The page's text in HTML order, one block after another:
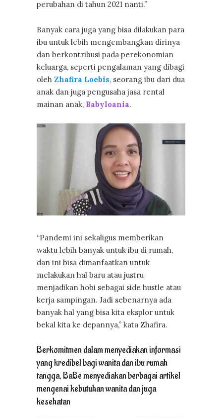
perubahan di tahun 2021 nanti.”
Banyak cara juga yang bisa dilakukan para
ibu untuk lebih mengembangkan dirinya
dan berkontribusi pada perekonomian
keluarga, seperti pengalaman yang dibagi
oleh Zhafira Loebis, seorang ibu dari dua
anak dan juga pengusaha jasa rental
mainan anak, Babyloania.
“Pandemi ini sekaligus memberikan
waktu lebih banyak untuk ibu di rumah,
dan ini bisa dimanfaatkan untuk
melakukan hal baru atau justru
menjadikan hobi sebagai side hustle atau
kerja sampingan. Jadi sebenarnya ada
banyak hal yang bisa kita eksplor untuk
bekal kita ke depannya,” kata Zhafira.
Berkomitmen dalam menyediakan informasi
yang kredibel bagi wanita dan ibu rumah
tangga, BaBe menyediakan berbagai artikel
mengenai kebutuhan wanita dan juga
kesehatan